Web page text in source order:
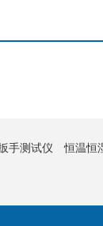
手测试仪 恒温恒